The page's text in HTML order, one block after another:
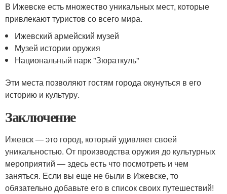
В Ижевске есть множество уникальных мест, которые
привлекают туристов со всего мира.
Ижевский армейский музей
Музей истории оружия
Национальный парк "Зюраткуль"
Эти места позволяют гостям города окунуться в его
историю и культуру.
Заключение
Ижевск — это город, который удивляет своей
уникальностью. От производства оружия до культурных
мероприятий — здесь есть что посмотреть и чем
заняться. Если вы еще не были в Ижевске, то
обязательно добавьте его в список своих путешествий!